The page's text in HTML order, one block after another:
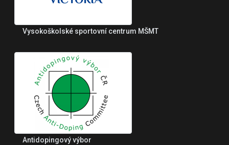
Vysokoškolské sportovní centrum MŠMT
Antidopingový výbor